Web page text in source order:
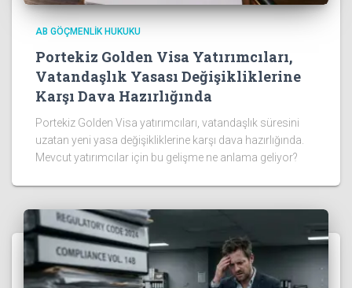
AB GÖÇMENLIK HUKUKU
Portekiz Golden Visa Yatırımcıları,
Vatandaşlık Yasası Değişikliklerine
Karşı Dava Hazırlığında
Portekiz Golden Visa yatırımcıları, vatandaşlık süresini
uzatan yeni yasa değişikliklerine karşı dava hazırlığında.
Mevcut yatırımcılar için bu gelişme ne anlama geliyor?